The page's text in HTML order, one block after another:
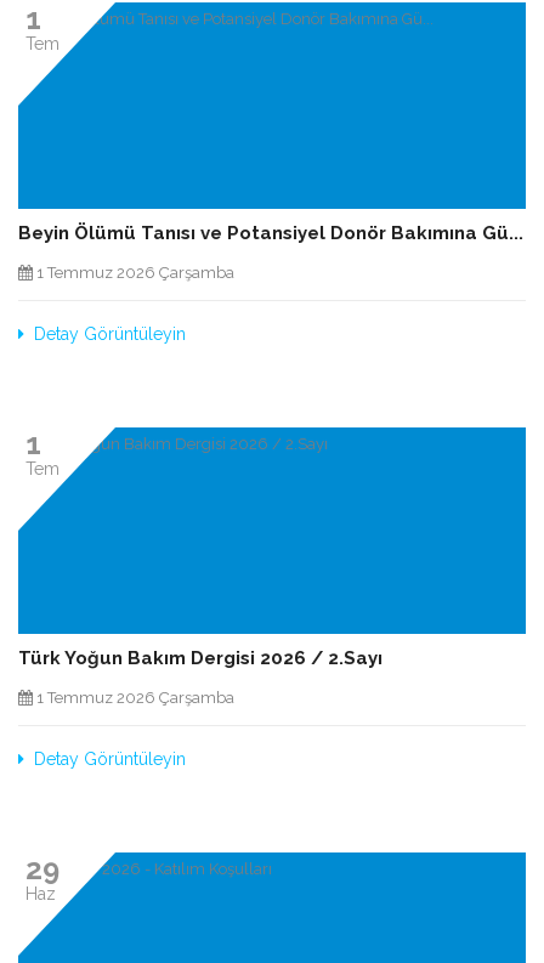
1
Tem
Beyin Ölümü Tanısı ve Potansiyel Donör Bakımına Gü...
1 Temmuz 2026 Çarşamba
Detay Görüntüleyin
1
Tem
Türk Yoğun Bakım Dergisi 2026 / 2.Sayı
1 Temmuz 2026 Çarşamba
Detay Görüntüleyin
29
Haz